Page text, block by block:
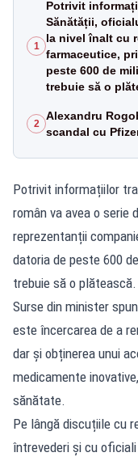
1
Potrivit
Sănătății,
la nivel înalt cu
farmaceutice,
peste 600 de
trebuie să o
2
Alexandru
scandal cu
Potrivit informațiilor
român va avea o serie
reprezentanții
datoria de peste 600
trebuie să o plătească.
Surse din minister
este încercarea de a
dar și obținerea unui
medicamente
sănătate.
Pe lângă discuțiile cu
întrevederi și cu